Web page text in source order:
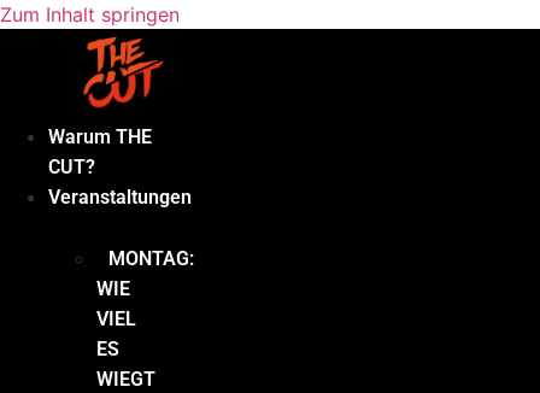
Zum Inhalt springen
Warum THE
CUT?
Veranstaltungen
MONTAG:
WIE
VIEL
ES
WIEGT